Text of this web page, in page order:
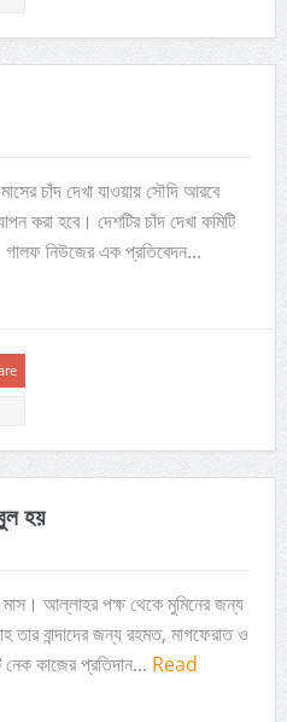
চাঁদ দেখা যাওয়ায় সৌদি আরবে
করা হবে। দেশটির চাঁদ দেখা কমিটি
নিউজের এক প্রতিবেদন...
হয়
আল্লাহর পক্ষ থেকে মুমিনের জন্য
বান্দাদের জন্য রহমত, মাগফেরাত ও
নেক কাজের প্রতিদান... Read